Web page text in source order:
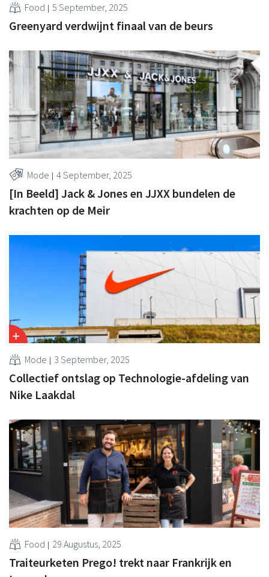
Food 5 September, 2025
Greenyard verdwijnt finaal van de beurs
Mode 4 September, 2025
[In Beeld] Jack & Jones en JJXX bundelen de
krachten op de Meir
Mode 3 September, 2025
Collectief ontslag op Technologie-afdeling van
Nike Laakdal
Food 29 Augustus, 2025
Traiteurketen Prego! trekt naar Frankrijk en